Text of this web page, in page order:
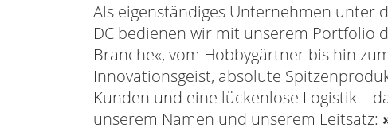
Als eigenständiges Unternehmen unter
DC bedienen wir mit unserem Portfolio
Branche«, vom Hobbygärtner bis hin
Innovationsgeist, absolute
Kunden und eine lückenlose Logistik –
unserem Namen und unserem Leitsatz: